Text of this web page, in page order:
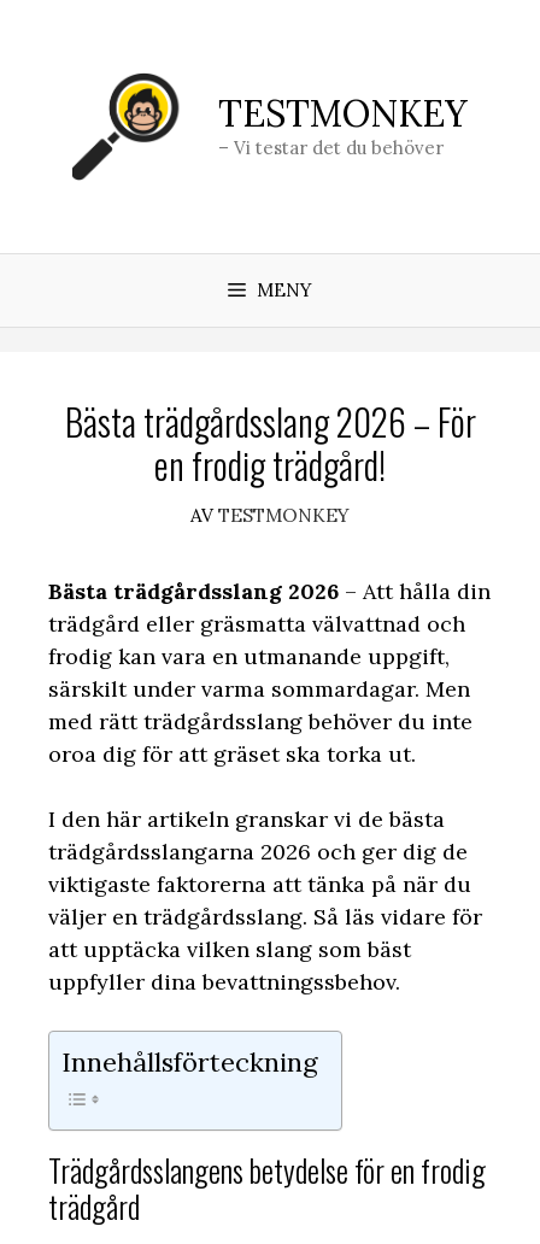
TESTMONKEY
– Vi testar det du behöver
MENY
Bästa trädgårdsslang 2026 – För
en frodig trädgård!
AVTESTMONKEY
Bästa trädgårdsslang 2026 – Att hålla din
trädgård eller gräsmatta välvattnad och
frodig kan vara en utmanande uppgift,
särskilt under varma sommardagar. Men
med rätt trädgårdsslang behöver du inte
oroa dig för att gräset ska torka ut.
I den här artikeln granskar vi de bästa
trädgårdsslangarna 2026 och ger dig de
viktigaste faktorerna att tänka på när du
väljer en trädgårdsslang. Så läs vidare för
att upptäcka vilken slang som bäst
uppfyller dina bevattningssbehov.
Innehållsförteckning
Trädgårdsslangens betydelse för en frodig
trädgård